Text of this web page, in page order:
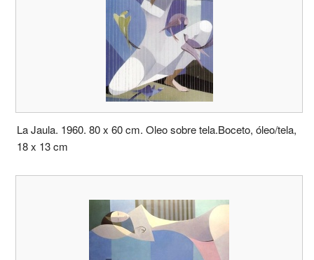
La Jaula. 1960. 80 x 60 cm. Oleo sobre tela.Boceto, óleo/tela,
18 x 13 cm